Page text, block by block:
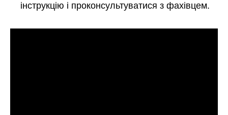
інструкцію і проконсультуватися з фахівцем.